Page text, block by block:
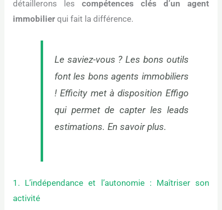
détaillerons lescompétences clés d’un agent
immobilier qui fait la différence.
Le saviez-vous ? Les bons outils
font les bons agents immobiliers
! Efficity met à disposition Effigo
qui permet de capter les leads
estimations. En savoir plus.
1. L’indépendance et l’autonomie : Maîtriser son
activité